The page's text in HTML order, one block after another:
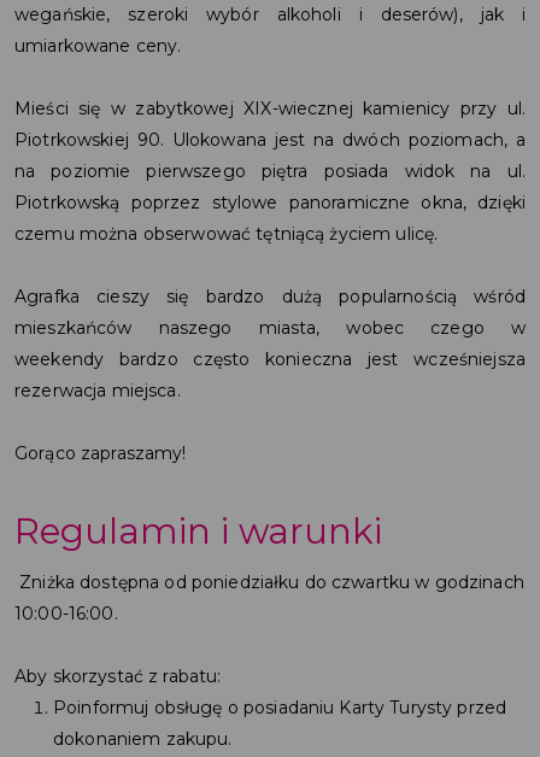
wegańskie, szeroki wybór alkoholi i deserów), jak i
umiarkowane ceny.
Mieści się w zabytkowej XIX-wiecznej kamienicy przy ul.
Piotrkowskiej 90. Ulokowana jest na dwóch poziomach, a
na poziomie pierwszego piętra posiada widok na ul.
Piotrkowską poprzez stylowe panoramiczne okna, dzięki
czemu można obserwować tętniącą życiem ulicę.
Agrafka cieszy się bardzo dużą popularnością wśród
mieszkańców naszego miasta, wobec czego w
weekendy bardzo często konieczna jest wcześniejsza
rezerwacja miejsca.
Gorąco zapraszamy!
Regulamin i warunki
Zniżka dostępna od poniedziałku do czwartku w godzinach
10:00-16:00.
Aby skorzystać z rabatu:
Poinformuj obsługę o posiadaniu Karty Turysty przed
dokonaniem zakupu.